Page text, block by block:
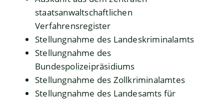
staatsanwaltschaftlichen
Verfahrensregister
Stellungnahme des Landeskriminalamts
Stellungnahme des
Bundespolizeipräsidiums
Stellungnahme des Zollkriminalamtes
Stellungnahme des Landesamts für